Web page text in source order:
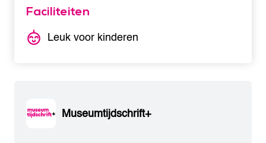
Faciliteiten
Leuk voor kinderen
Museumtijdschrift+